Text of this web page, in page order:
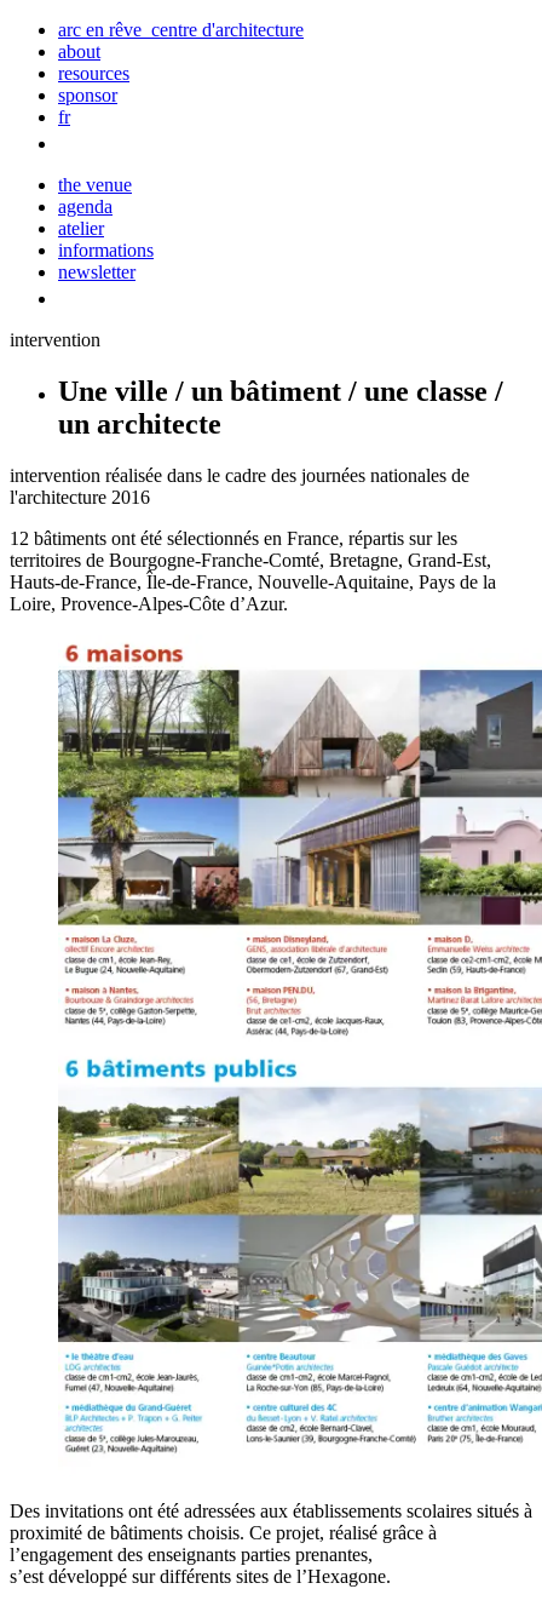
arc en rêve centre d'architecture
about
resources
sponsor
fr
the venue
agenda
atelier
informations
newsletter
intervention
Une ville / un bâtiment / une classe /
un architecte
intervention réalisée dans le cadre des journées nationales de
l'architecture 2016
12 bâtiments ont été sélectionnés en France, répartis sur les
territoires de Bourgogne-Franche-Comté, Bretagne, Grand-Est,
Hauts-de-France, Île-de-France, Nouvelle-Aquitaine, Pays de la
Loire, Provence-Alpes-Côte d’Azur.
Des invitations ont été adressées aux établissements scolaires situés à
proximité de bâtiments choisis. Ce projet, réalisé grâce à
l’engagement des enseignants parties prenantes,
s’est développé sur différents sites de l’Hexagone.